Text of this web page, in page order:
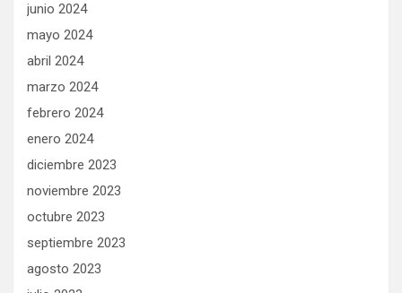
junio 2024
mayo 2024
abril 2024
marzo 2024
febrero 2024
enero 2024
diciembre 2023
noviembre 2023
octubre 2023
septiembre 2023
agosto 2023